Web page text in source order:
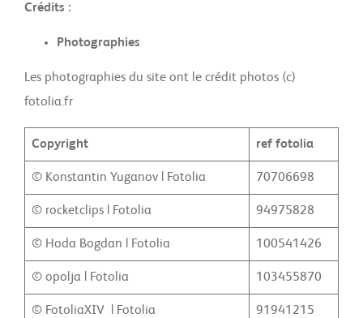
Crédits :
Photographies
Les photographies du site ont le crédit photos (c)
fotolia.fr
Copyright ref fotolia
© Konstantin Yuganov | Fotolia 70706698
© rocketclips | Fotolia 94975828
© Hoda Bogdan | Fotolia 100541426
© opolja | Fotolia 103455870
© FotoliaXIV | Fotolia 91941215